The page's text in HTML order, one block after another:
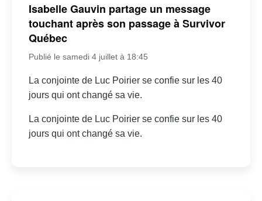
Isabelle Gauvin partage un message
touchant après son passage à Survivor
Québec
Publié le samedi 4 juillet à 18:45
La conjointe de Luc Poirier se confie sur les 40
jours qui ont changé sa vie.
La conjointe de Luc Poirier se confie sur les 40
jours qui ont changé sa vie.